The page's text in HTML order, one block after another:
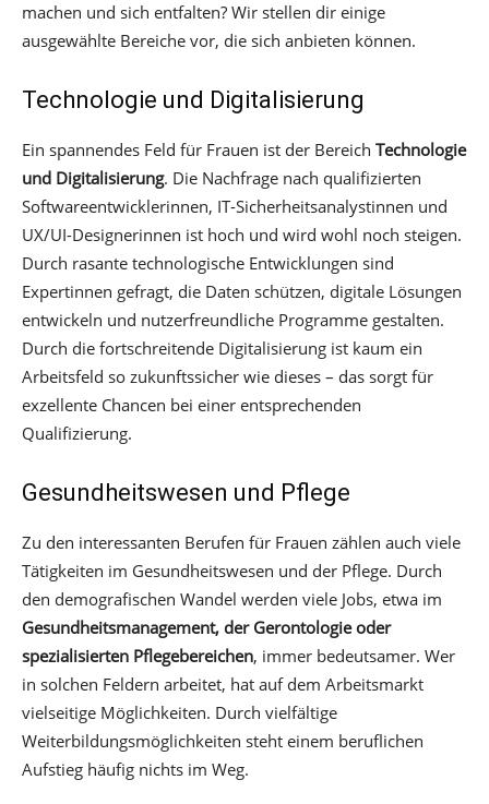
machen und sich entfalten? Wir stellen dir einige
ausgewählte Bereiche vor, die sich anbieten können.
Technologie und Digitalisierung
Ein spannendes Feld für Frauen ist der Bereich Technologie
und Digitalisierung. Die Nachfrage nach qualifizierten
Softwareentwicklerinnen, IT-Sicherheitsanalystinnen und
UX/UI-Designerinnen ist hoch und wird wohl noch steigen.
Durch rasante technologische Entwicklungen sind
Expertinnen gefragt, die Daten schützen, digitale Lösungen
entwickeln und nutzerfreundliche Programme gestalten.
Durch die fortschreitende Digitalisierung ist kaum ein
Arbeitsfeld so zukunftssicher wie dieses – das sorgt für
exzellente Chancen bei einer entsprechenden
Qualifizierung.
Gesundheitswesen und Pflege
Zu den interessanten Berufen für Frauen zählen auch viele
Tätigkeiten im Gesundheitswesen und der Pflege. Durch
den demografischen Wandel werden viele Jobs, etwa im
Gesundheitsmanagement, der Gerontologie oder
spezialisierten Pflegebereichen, immer bedeutsamer. Wer
in solchen Feldern arbeitet, hat auf dem Arbeitsmarkt
vielseitige Möglichkeiten. Durch vielfältige
Weiterbildungsmöglichkeiten steht einem beruflichen
Aufstieg häufig nichts im Weg.